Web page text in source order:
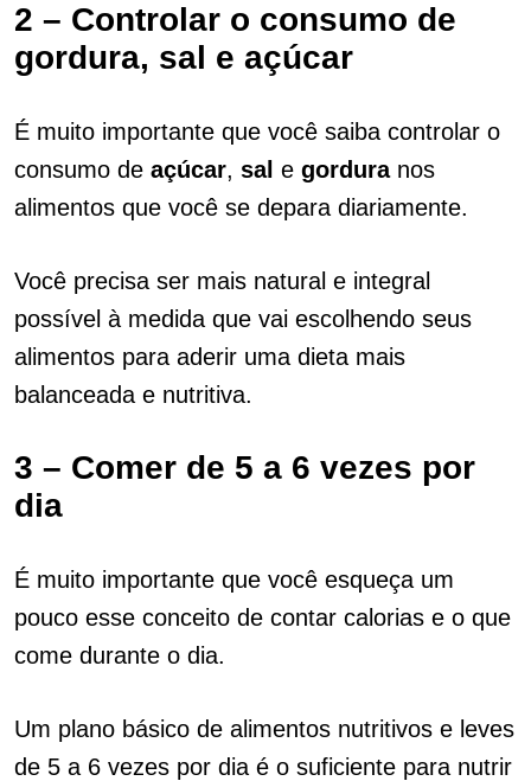
2 – Controlar o consumo de
gordura, sal e açúcar
É muito importante que você saiba controlar o
consumo de açúcar, sal e gorduranos
alimentos que você se depara diariamente.
Você precisa ser mais natural e integral
possível à medida que vai escolhendo seus
alimentos para aderir uma dieta mais
balanceada e nutritiva.
3 – Comer de 5 a 6 vezes por
dia
É muito importante que você esqueça um
pouco esse conceito de contar calorias e o que
come durante o dia.
Um plano básico de alimentos nutritivos e leves
de 5 a 6 vezes por dia é o suficiente para nutrir